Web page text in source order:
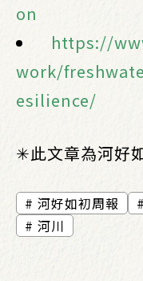
on
https://
work/
esilience/
✳︎此文章為河好
河好如初周報
河川